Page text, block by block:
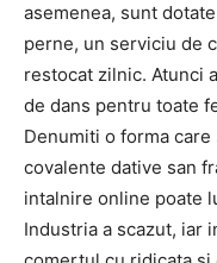
asemenea, sunt
perne, un serviciu de
restocat zilnic. Atunci
de dans pentru toate
Denumiti o forma
covalente dative san
intalnire online poate
Industria a scazut, iar